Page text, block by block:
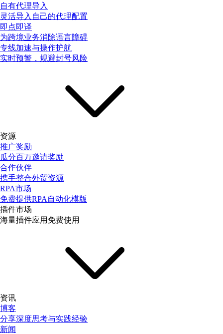
自有代理导入
灵活导入自己的代理配置
即点即译
为跨境业务消除语言障碍
专线加速与操作护航
实时预警，规避封号风险
资源
推广奖励
瓜分百万邀请奖励
合作伙伴
携手整合外贸资源
RPA市场
免费提供RPA自动化模版
插件市场
海量插件应用免费使用
资讯
博客
分享深度思考与实践经验
新闻